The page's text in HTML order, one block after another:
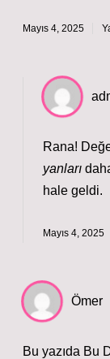
Mayıs 4, 2025
Rana!
yanları
hale geldi.
Mayıs 4, 2025
Ömer
Bu yazıda Bu